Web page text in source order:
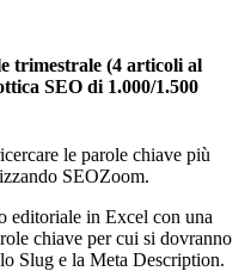
trimestrale (4 articoli al
SEO di 1.000/1.500
le parole chiave più
SEOZoom.
editoriale in Excel con una
chiave per cui si dovranno
Slug e la Meta Description.